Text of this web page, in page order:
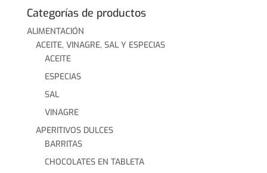
Categorías de productos
ALIMENTACIÓN
ACEITE, VINAGRE, SAL Y ESPECIAS
ACEITE
ESPECIAS
SAL
VINAGRE
APERITIVOS DULCES
BARRITAS
CHOCOLATES EN TABLETA